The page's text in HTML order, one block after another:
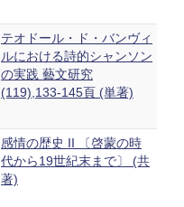
テオドール・ド・バンヴィ
ルにおける詩的シャンソン
の実践 藝文研究
(119),133-145頁 (単著)
感情の歴史 II 〔啓蒙の時
代から19世紀末まで〕 (共
著)